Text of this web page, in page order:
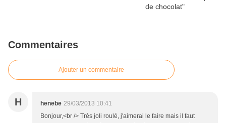
Commentaires
Ajouter un commentaire
H henebe 29/03/2013 10:41
Bonjour,<br /> Très joli roulé, j'aimerai le faire mais il faut